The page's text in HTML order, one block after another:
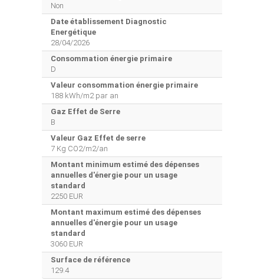
Non
Date établissement Diagnostic
Energétique
28/04/2026
Consommation énergie primaire
D
Valeur consommation énergie primaire
188 kWh/m2 par an
Gaz Effet de Serre
B
Valeur Gaz Effet de serre
7 Kg CO2/m2/an
Montant minimum estimé des dépenses
annuelles d'énergie pour un usage
standard
2250 EUR
Montant maximum estimé des dépenses
annuelles d'énergie pour un usage
standard
3060 EUR
Surface de référence
129.4